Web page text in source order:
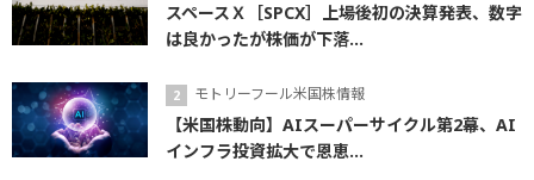
スペースＸ［SPCX］上場後初の決算発表、数字
は良かったが株価が下落...
モトリーフール米国株情報
【米国株動向】AIスーパーサイクル第2幕、AI
インフラ投資拡大で恩恵...